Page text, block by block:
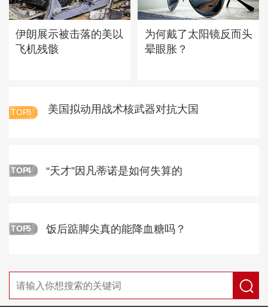
伊朗展示被击落的美以
飞机残骸
为何戴了太阳镜反而头
晕眼胀？
TOP3 美国拟动用战术核武器对抗大国
TOP4 “天才”因凡蒂诺是如何失算的
TOP5 饭后踮脚尖真的能降血糖吗？